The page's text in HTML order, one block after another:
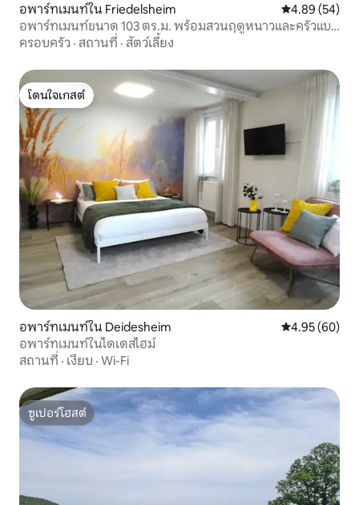
อพาร์ทเมนท์ใน Friedelsheim คะแนนเฉลี่ย
4.89 (54)
อพาร์ทเมนท์ขนาด 103 ตร.ม. พร้อมสวนฤดูหนาวและครัวแบบ
เกาะ
ครอบครัว · สถานที่ · สัตว์เลี้ยง
โดนใจเกสต์
โดนใจเกสต์
อพาร์ทเมนท์ใน Deidesheim คะแนนเฉลี่ย
4.95 (60)
อพาร์ทเมนท์ในไดเดสไฮม์
สถานที่ · เงียบ · Wi-Fi
ซูเปอร์โฮสต์
ซูเปอร์โฮสต์